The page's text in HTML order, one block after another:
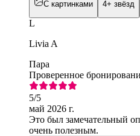
С картинками 4+ звёзд
L
Livia A
Пара
Проверенное
5/5
май 2026 г.
Это был замечательный
очень полезным.